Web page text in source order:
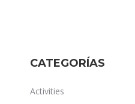
CATEGORÍAS
Activities